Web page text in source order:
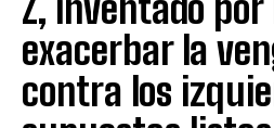
Z, inventado por
exacerbar la
contra los